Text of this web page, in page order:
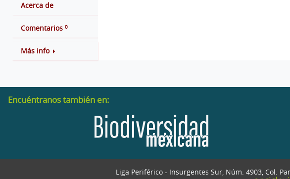
Acerca de
Comentarios 0
Más info
Encuéntranos también en:
Liga Periférico - Insurgentes Sur, Núm. 4903, Col.